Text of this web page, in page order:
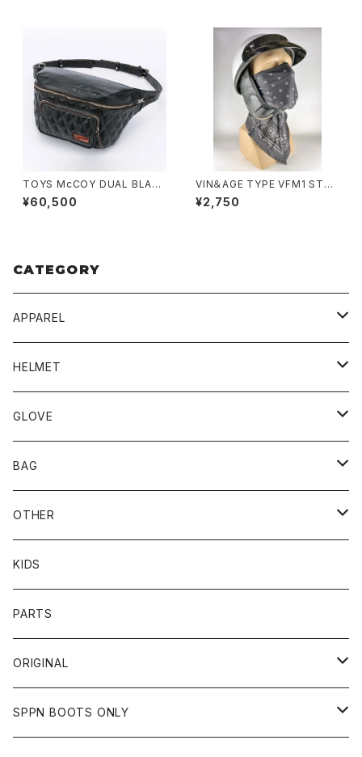
TOYS McCOY DUAL BLADE
BAG MAX
¥60,500
VIN＆AGE TYPE VFM1 STRE
CH FACE MASK
¥2,750
CATEGORY
APPAREL
BLUCO
TOPS
BOTTOMS
UNCROWD
SHADE
TOPS
CYCLE ZOMBIES
TOPS
CAP
SCHOTT
OTHER
SHIRTS
VANSON
OTHER
SHIRTS
TOYS McCOY
OTHER
TOPS
VIN&AGE
WEAR
HARLEY DAVIDSON
HELMET
BUCO
SHOEI
DIN MARKET
72JAM
リード工業
GLOVE
MECHANIX WEAR
JRP
CHURCHILL
NAPA
DIN MARKET
BAG
DEGNER
ROUGH TAIL
DIN MARKET
STREAM TRAIL
BAG
OTHER
LEUS
HTC
SLOW WEAR LION
STANCE
KIDS
PARTS
ORIGINAL
TOPS
SPPN BOOTS ONLY